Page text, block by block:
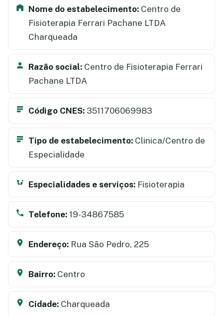
Nome do estabelecimento: Centro de
Fisioterapia Ferrari Pachane LTDA
Charqueada
Razão social: Centro de Fisioterapia Ferrari
Pachane LTDA
Código CNES: 3511706069983
Tipo de estabelecimento: Clinica/Centro de
Especialidade
Especialidades e serviços: Fisioterapia
Telefone: 19-34867585
Endereço: Rua São Pedro, 225
Bairro: Centro
Cidade: Charqueada